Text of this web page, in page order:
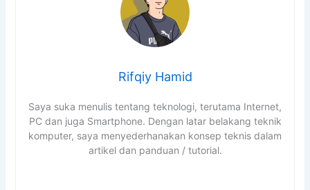
Rifqiy Hamid
Saya suka menulis tentang teknologi, terutama Internet,
PC dan juga Smartphone. Dengan latar belakang teknik
komputer, saya menyederhanakan konsep teknis dalam
artikel dan panduan / tutorial.